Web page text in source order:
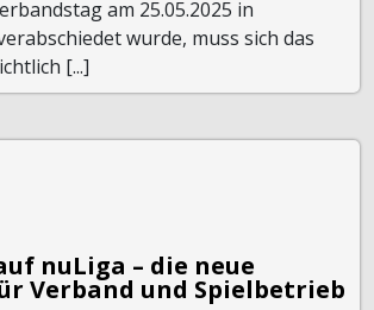
am 25.05.2025 in
wurde, muss sich das
[...]
nuLiga – die neue
Verband und Spielbetrieb